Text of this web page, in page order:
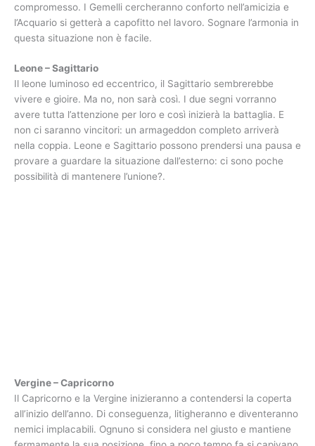
compromesso. I Gemelli cercheranno conforto nell’amicizia e
l’Acquario si getterà a capofitto nel lavoro. Sognare l’armonia in
questa situazione non è facile.
Leone – Sagittario
Il leone luminoso ed eccentrico, il Sagittario sembrerebbe
vivere e gioire. Ma no, non sarà così. I due segni vorranno
avere tutta l’attenzione per loro e così inizierà la battaglia. E
non ci saranno vincitori: un armageddon completo arriverà
nella coppia. Leone e Sagittario possono prendersi una pausa e
provare a guardare la situazione dall’esterno: ci sono poche
possibilità di mantenere l’unione?.
Vergine – Capricorno
Il Capricorno e la Vergine inizieranno a contendersi la coperta
all’inizio dell’anno. Di conseguenza, litigheranno e diventeranno
nemici implacabili. Ognuno si considera nel giusto e mantiene